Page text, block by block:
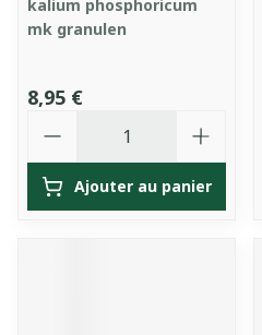
kalium phosphoricum
mk granulen
8,95 €
Ajouter au panier